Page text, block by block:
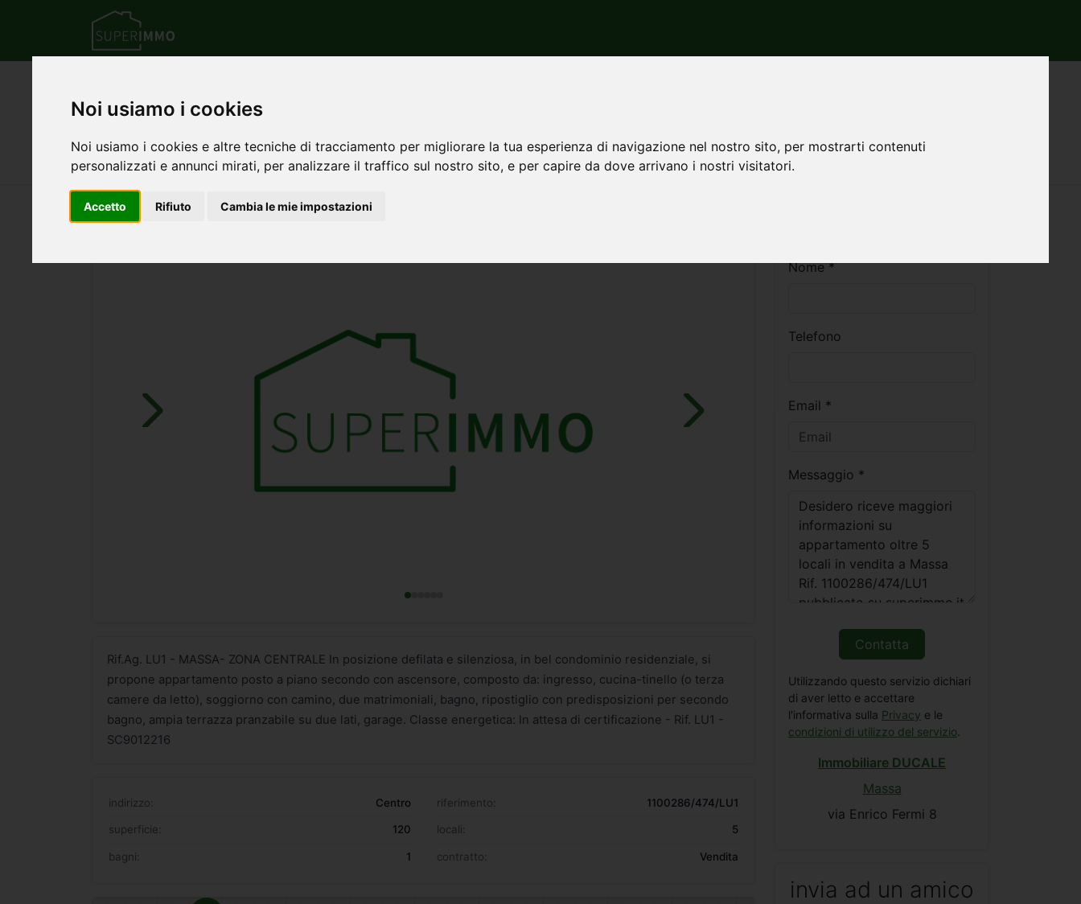
Noi usiamo i cookies
Noi usiamo i cookies e altre tecniche di tracciamento per migliorare la tua esperienza di navigazione nel nostro sito, per mostrarti contenuti
personalizzati e annunci mirati, per analizzare il traffico sul nostro sito, e per capire da dove arrivano i nostri visitatori.
Accetto Rifiuto Cambia le mie impostazioni
Appartamento oltre 5 locali in vendita a Massa
295.000 € 120 mq 5 stanze 1 bagno ultimo piano
Rif.Ag. LU1 - MASSA- ZONA CENTRALE In posizione defilata e silenziosa, in bel condominio residenziale, si
propone appartamento posto a piano secondo con ascensore, composto da: ingresso, cucina-tinello (o terza
camere da letto), soggiorno con camino, due matrimoniali, bagno, ripostiglio con predisposizioni per secondo
bagno, ampia terrazza pranzabile su due lati, garage. Classe energetica: In attesa di certificazione - Rif. LU1 -
SC9012216
indirizzo: Centro riferimento: 1100286/474/LU1
superficie: 120 locali: 5
bagni: 1 contratto: Vendita
Nome *
Telefono
Email *
Messaggio *
Contatta
Utilizzando questo servizio dichiari
di aver letto e accettare
l'informativa sulla Privacy e le
condizioni di utilizzo del servizio
Immobiliare DUCALE
Massa
via Enrico Fermi 8
invia ad un amico